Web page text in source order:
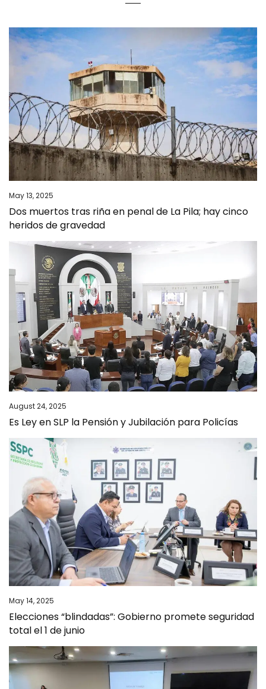
May 13, 2025
Dos muertos tras riña en penal de La Pila; hay cinco
heridos de gravedad
August 24, 2025
Es Ley en SLP la Pensión y Jubilación para Policías
May 14, 2025
Elecciones “blindadas”: Gobierno promete seguridad
total el 1 de junio